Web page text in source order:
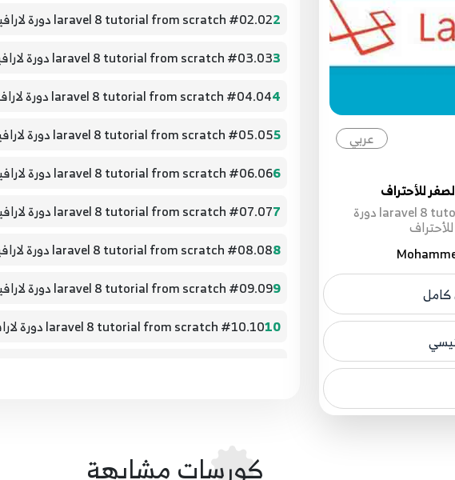
عربي
laravel 8 tutorial from scratch دورة
كامل
أي دورة ولهذا نضع
لكم
الرئيسي
202.#02 laravel 8 tutorial from scratch دورة لارافيل 8 - Introduction
303.#03 laravel 8 tutorial from scratch دورة لارافيل 8 - Controllers With Routeing
404.#04 laravel 8 tutorial from scratch دورة لارافيل 8 - Controllers With Routeing
505.#05 laravel 8 tutorial from scratch دورة لارافيل 8 - Viewing
606.#06 laravel 8 tutorial from scratch دورة لارافيل 8 - Viewing
707.#07 laravel 8 tutorial from scratch دورة لارافيل 8 - Viewing
808.#08 laravel 8 tutorial from scratch دورة لارافيل 8 - Namespace & Prefix
909.#09 laravel 8 tutorial from scratch دورة لارافيل 8 - Models & Database
1010.#10 laravel 8 tutorial from scratch دورة لارافيل 8 - CRUD & Insert Data
13.#13 laravel 8 tutorial from scratch دورة لارافيل 8 - CRUD & Delete Data
كورسات مشابهة